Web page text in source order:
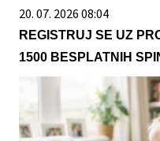
20. 07. 2026 08:04
REGISTRUJ SE UZ
1500 BESPLATNIH